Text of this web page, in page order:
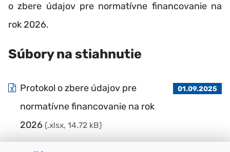
o zbere údajov pre normatívne financovanie na
rok 2026.
Súbory na stiahnutie
Protokol o zbere údajov pre
normatívne financovanie na rok
2026 (.xlsx, 14.72 kB)
01.09.2025